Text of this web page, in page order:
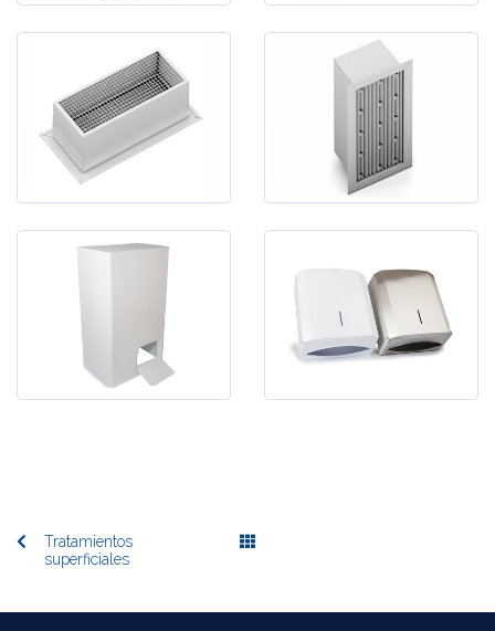
Tratamientos
superficiales